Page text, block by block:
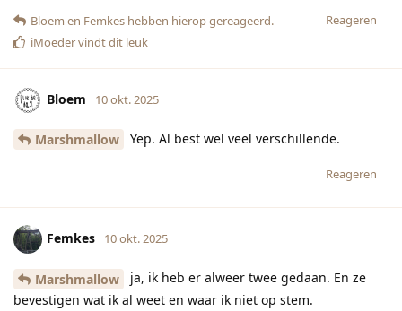
Reageren
Bloem en Femkes hebben hierop gereageerd.
iMoedervindt dit leuk
Bloem 10 okt. 2025
Marshmallow Yep. Al best wel veel verschillende.
Reageren
Femkes 10 okt. 2025
Marshmallow
ja, ik heb er alweer twee gedaan. En ze
bevestigen wat ik al weet en waar ik niet op stem.